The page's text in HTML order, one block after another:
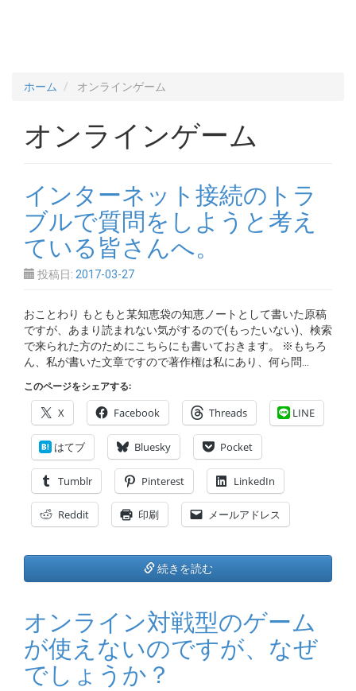
ホーム オンラインゲーム
オンラインゲーム
インターネット接続のトラ
ブルで質問をしようと考え
ている皆さんへ。
投稿日: 2017-03-27
おことわり もともと某知恵袋の知恵ノートとして書いた原稿
ですが、あまり読まれない気がするので(もったいない)、検索
で来られた方のためにこちらにも書いておきます。 ※もちろ
ん、私が書いた文章ですので著作権は私にあり、何ら問…
このページをシェアする:
X Facebook Threads LINE
はてブ Bluesky Pocket
Tumblr Pinterest LinkedIn
Reddit 印刷 メールアドレス
続きを読む
オンライン対戦型のゲーム
が使えないのですが、なぜ
でしょうか？